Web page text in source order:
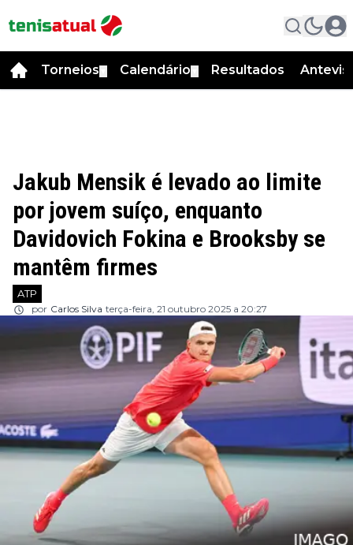
Torneios Calendário Resultados
Jakub Mensik é levado ao limite
por jovem suíço, enquanto
Davidovich Fokina e Brooksby se
mantêm firmes
ATP
por Carlos Silva terça-feira, 21 outubro 2025 a 20:27